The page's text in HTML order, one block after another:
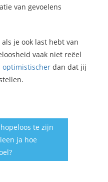
van gevoelens
je ook last hebt van
vaak niet reëel
optimistischer dan dat jij
te zijn
ja hoe